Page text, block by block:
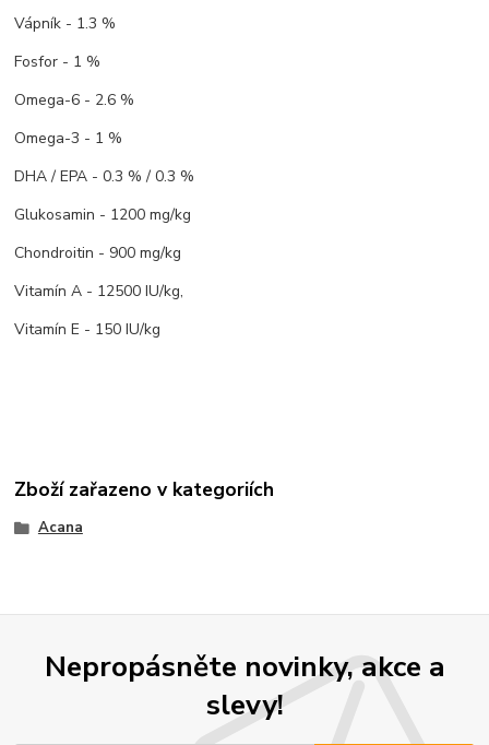
Vápník - 1.3 %
Fosfor - 1 %
Omega-6 - 2.6 %
Omega-3 - 1 %
DHA / EPA - 0.3 % / 0.3 %
Glukosamin - 1200 mg/kg
Chondroitin - 900 mg/kg
Vitamín A - 12500 IU/kg,
Vitamín E - 150 IU/kg
Zboží zařazeno v kategoriích
Acana
Nepropásněte novinky, akce a
slevy!